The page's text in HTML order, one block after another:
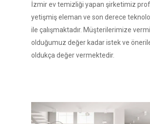
İzmir ev temizliği yapan şirketimiz
yetişmiş eleman ve son derece
ile çalışmaktadır. Müşterilerimize
olduğumuz değer kadar istek ve
oldukça değer vermektedir.